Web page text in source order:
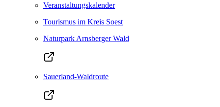
Veranstaltungskalender
Tourismus im Kreis Soest
Naturpark Arnsberger Wald
Sauerland-Waldroute